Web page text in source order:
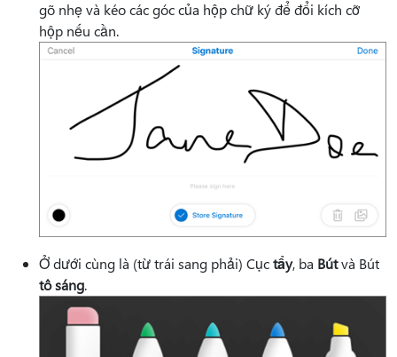
gõ nhẹ và kéo các góc của hộp chữ ký để đổi kích cỡ
hộp nếu cần.
Ở dưới cùng là (từ trái sang phải) Cụctẩy, ba Bútvà Bút
tô sáng.